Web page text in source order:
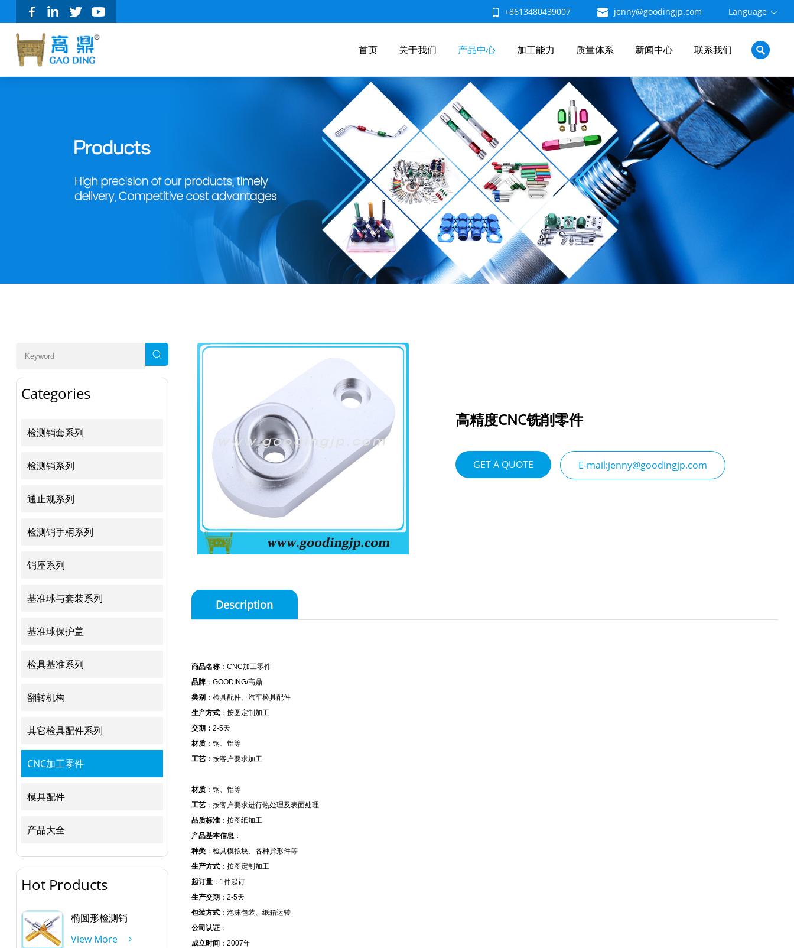
+8613480439007 jenny@goodingjp.com Language
首页 关于我们 产品中心 加工能力 质量体系 新闻中心 联系我们
Categories
检测销套系列
检测销系列
通止规系列
检测销手柄系列
销座系列
基准球与套装系列
基准球保护盖
检具基准系列
翻转机构
其它检具配件系列
CNC加工零件
模具配件
产品大全
Hot Products
椭圆形检测销
View More
高精度CNC铣削零件
GET A QUOTE E-mail:jenny@goodingjp.com
Description
商品名称：CNC加工零件
品牌：GOODING/高鼎
类别 ：检具配件、汽车检具配件
生产方式：按图定制加工
交期： 2-5天
材质：钢、铝等
工艺： 按客户要求加工
材质：钢、铝等
工艺：按客户要求进行热处理及表面处理
品质标准：按图纸加工
产品基本信息：
种类：检具模拟块、各种异形件等
生产方式：按图定制加工
起订量：1件起订
生产交期 ：2-5天
包装方式：泡沫包装、纸箱运转
公司认证：
成立时间 ：2007年